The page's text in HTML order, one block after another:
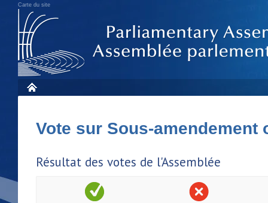
Carte du site
Vote sur Sous-amendement
Résultat des votes de l'Assemblée